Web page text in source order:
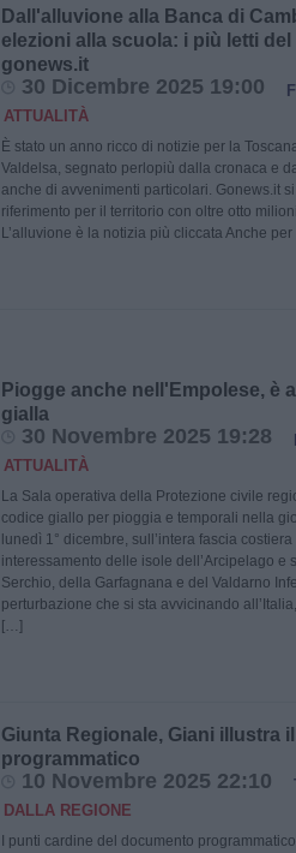
Dall'alluvione alla Banca di
elezioni alla scuola: i più letti del
gonews.it
30 Dicembre 2025 19:00
ATTUALITÀ
È stato un anno ricco di notizie per la
Valdelsa, segnato perlopiù dalla cronaca e
anche di avvenimenti particolari. Gonews.it
riferimento per il territorio con oltre otto
L’alluvione è la notizia più cliccata Anche
Piogge anche nell'Empolese, è
gialla
30 Novembre 2025 19:28
ATTUALITÀ
La Sala operativa della Protezione civile
codice giallo per pioggia e temporali nella
lunedì 1° dicembre, sull’intera fascia
interessamento delle isole dell’Arcipelago e
Serchio, della Garfagnana e del Valdarno
perturbazione che si sta avvicinando
[…]
Giunta Regionale, Giani illustra
programmatico
10 Novembre 2025 22:10
DALLA REGIONE
I punti cardine del documento